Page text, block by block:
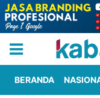
BERANDA